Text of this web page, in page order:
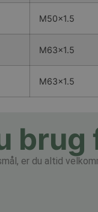
M50x1.5
M63x1.5
M63x1.5
er du altid